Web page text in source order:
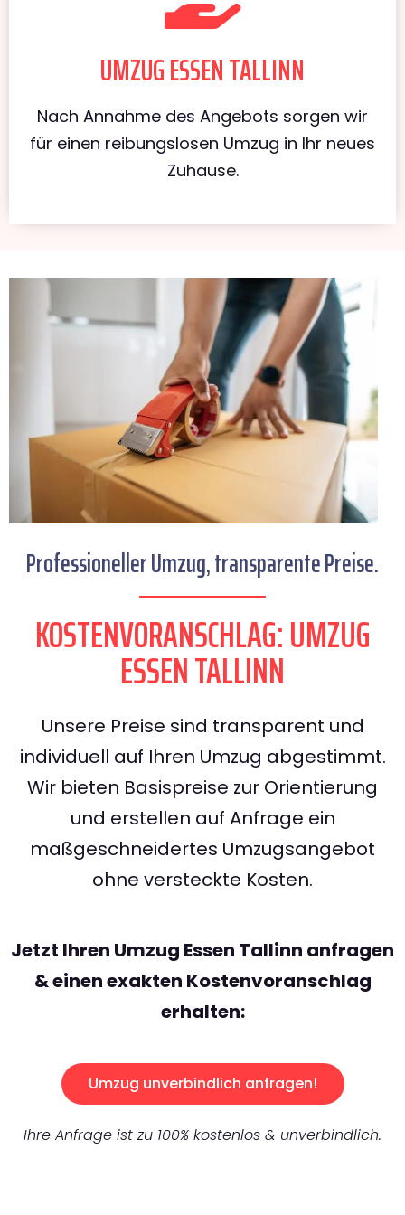
UMZUG ESSEN TALLINN
Nach Annahme des Angebots sorgen wir
für einen reibungslosen Umzug in Ihr neues
Zuhause.
Professioneller Umzug, transparente Preise.
KOSTENVORANSCHLAG: UMZUG
ESSEN TALLINN
Unsere Preise sind transparent und
individuell auf Ihren Umzug abgestimmt.
Wir bieten Basispreise zur Orientierung
und erstellen auf Anfrage ein
maßgeschneidertes Umzugsangebot
ohne versteckte Kosten.
Jetzt Ihren Umzug Essen Tallinn anfragen
& einen exakten Kostenvoranschlag
erhalten:
Umzug unverbindlich anfragen!
Ihre Anfrage ist zu 100% kostenlos & unverbindlich.